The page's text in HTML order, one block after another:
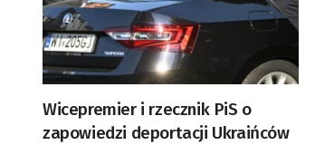
Wicepremier i rzecznik PiS o
zapowiedzi deportacji Ukraińców